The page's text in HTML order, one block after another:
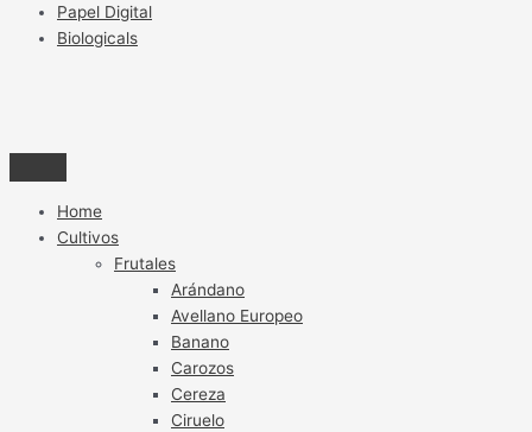
Papel Digital
Biologicals
Home
Cultivos
Frutales
Arándano
Avellano Europeo
Banano
Carozos
Cereza
Ciruelo